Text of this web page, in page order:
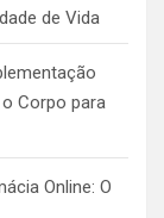
de Vida
Corpo para
Online: O